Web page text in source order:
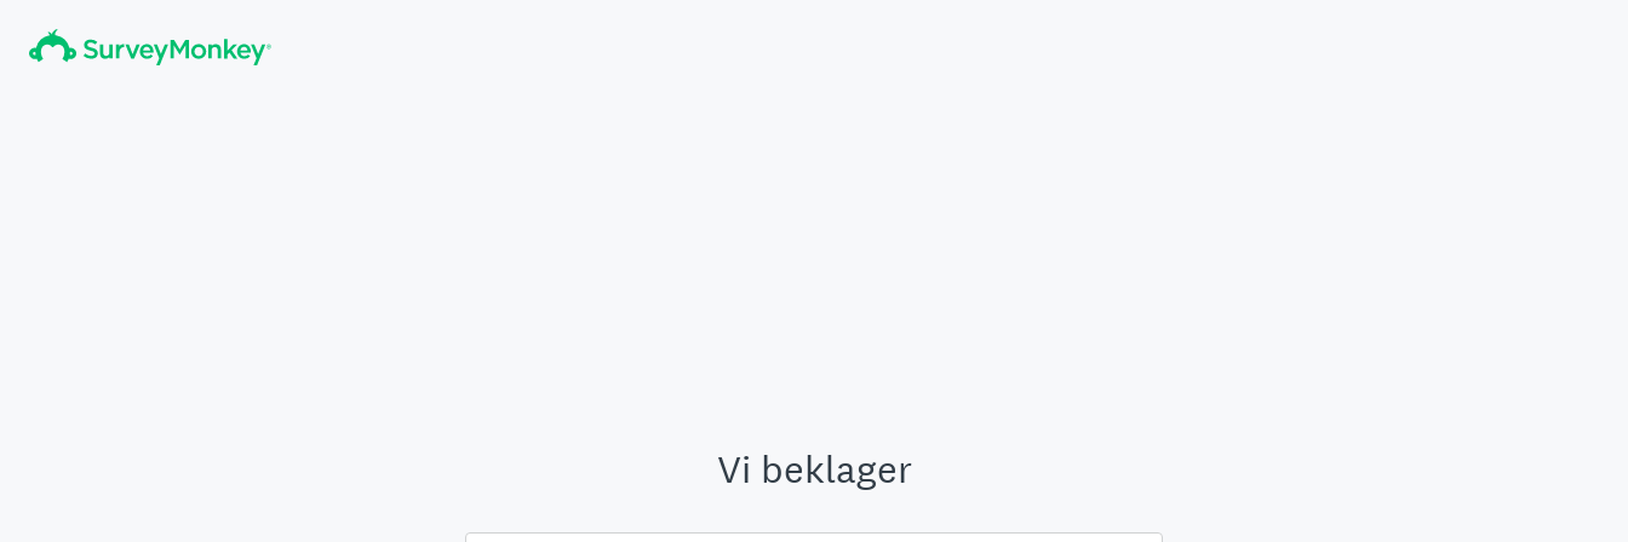
Vi beklager